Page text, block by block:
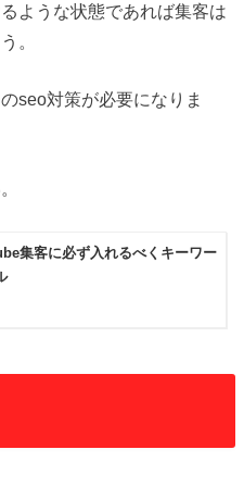
ような状態であれば集客は
。
seo対策が必要になりま
集客に必ず入れるべくキーワー